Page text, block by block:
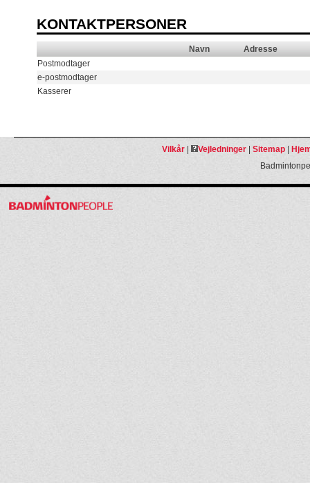
KONTAKTPERSONER
Navn
Adresse
Postmodtager
e-postmodtager
Kasserer
Vilkår| Vejledninger| Sitemap|